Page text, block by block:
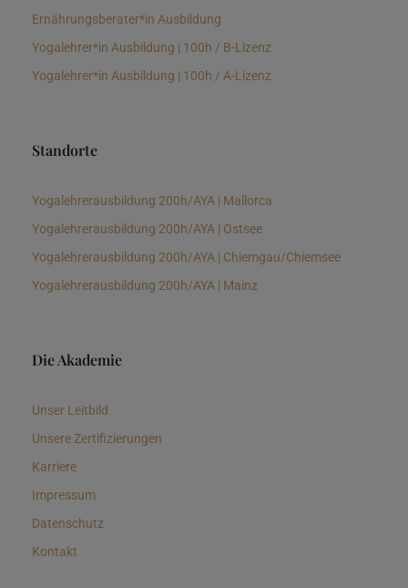
Ernährungsberater*in Ausbildung
Yogalehrer*in Ausbildung | 100h / B-Lizenz
Yogalehrer*in Ausbildung | 100h / A-Lizenz
Standorte
Yogalehrerausbildung 200h/AYA | Mallorca
Yogalehrerausbildung 200h/AYA | Ostsee
Yogalehrerausbildung 200h/AYA | Chiemgau/Chiemsee
Yogalehrerausbildung 200h/AYA | Mainz
Die Akademie
Unser Leitbild
Unsere Zertifizierungen
Karriere
Impressum
Datenschutz
Kontakt